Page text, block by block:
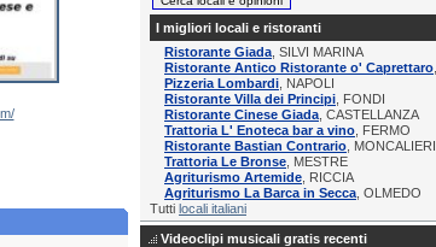
I migliori locali e ristoranti
Ristorante Giada , SILVI MARINA
Ristorante Antico Ristorante o' Caprettaro
Pizzeria Lombardi , NAPOLI
Ristorante Villa dei Principi , FONDI
Ristorante Cinese Giada , CASTELLANZA
Trattoria L' Enoteca bar a vino , FERMO
Ristorante Bastian Contrario , MONCALIERI
Trattoria Le Bronse , MESTRE
Agriturismo Artemide , RICCIA
Agriturismo La Barca in Secca , OLMEDO
Tutti locali italiani
Videoclipi musicali gratis recenti